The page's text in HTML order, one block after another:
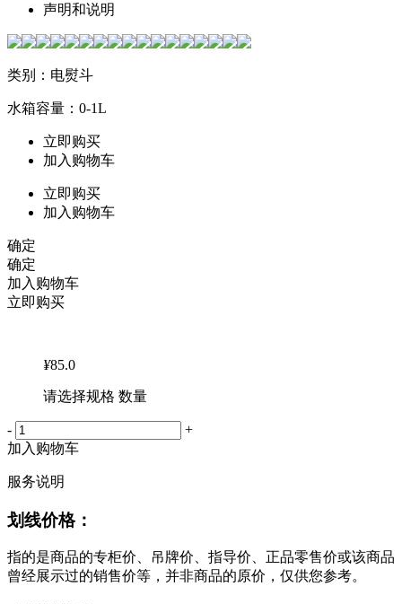
声明和说明
类别：电熨斗
水箱容量：0-1L
立即购买
加入购物车
立即购买
加入购物车
确定
确定
加入购物车
立即购买
¥85.0
请选择规格 数量
-
+
加入购物车
服务说明
划线价格：
指的是商品的专柜价、吊牌价、指导价、正品零售价或该商品
曾经展示过的销售价等，并非商品的原价，仅供您参考。